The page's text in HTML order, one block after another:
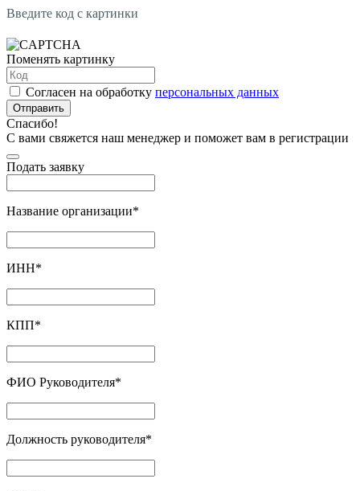
Введите код с картинки
Поменять картинку
Согласен на обработку персональных данных
Отправить
Спасибо!
С вами свяжется наш менеджер и поможет вам в регистрации
Подать заявку
Название организации*
ИНН*
КПП*
ФИО Руководителя*
Должность руководителя*